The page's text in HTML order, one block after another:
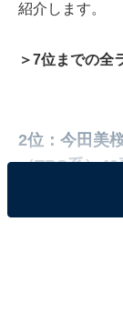
紹介します。
＞7位までの全
2位：今田美
（TBS系）40